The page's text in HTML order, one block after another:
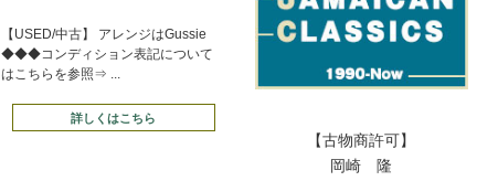
【USED/中古】 アレンジはGussie
◆◆◆コンディション表記について
はこちらを参照⇒ ...
詳しくはこちら
【古物商許可】
岡崎 隆